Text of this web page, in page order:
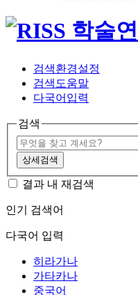
검색환경설정
검색도움말
다국어입력
검색
상세검색
결과 내 재검색
인기 검색어
다국어 입력
히라가나
가타카나
중국어